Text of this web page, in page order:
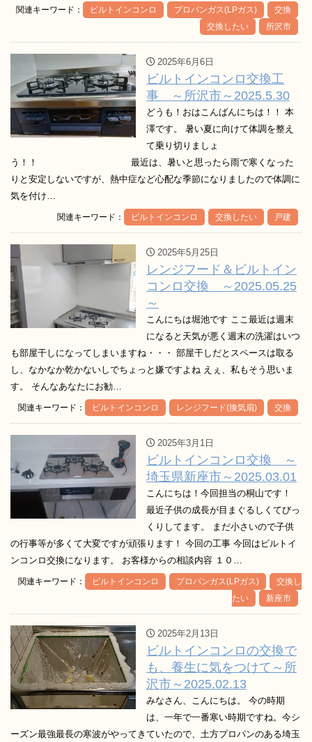
関連キーワード： ビルトインコンロ プロパンガス(LPガス)
交換
交換したい
所沢市
2025年6月6日
ビルトインコンロ交換工
事 ～所沢市～2025.5.30
どうも！おはこんばんにちは！！ 本
澤です。 暑い夏に向けて体調を整え
て乗り切りましょ
う！！ 最近は、暑いと思ったら雨で寒くなった
りと安定しないですが、熱中症など心配な季節になりましたので体調に
気を付け…
関連キーワード： ビルトインコンロ 交換したい 戸建
2025年5月25日
レンジフード＆ビルトイン
コンロ交換 ～2025.05.25
～
こんにちは堀池です ここ最近は週末
になると天気が悪く週末の洗濯はいつ
も部屋干しになってしまいますね・・・ 部屋干しだとスペースは取る
し、なかなか乾かないしでちょっと嫌ですよね えぇ、私もそう思いま
す。 そんなあなたにお勧…
関連キーワード： ビルトインコンロ レンジフード(換気扇) 交換
2025年3月1日
ビルトインコンロ交換 ～
埼玉県新座市～2025.03.01
こんにちは！今回担当の桐山です！
最近子供の成長が目まぐるしくてびっ
くりしてます。 まだ小さいので子供
の行事等が多くて大変ですが頑張ります！ 今回の工事 今回はビルトイ
ンコンロ交換になります。 お客様からの相談内容 １０…
関連キーワード： ビルトインコンロ プロパンガス(LPガス)
交換し
たい
新座市
2025年2月13日
ビルトインコンロの交換で
も、養生に気をつけて～所
沢市～2025.02.13
みなさん、こんにちは。 今の時期
は、一年で一番寒い時期ですね。今シ
ーズン最強最長の寒波がやってきていたので、土方プロパンのある埼玉